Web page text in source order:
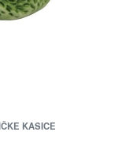
KASICE